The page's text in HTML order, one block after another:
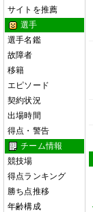
サイトを推薦
選手
選手名鑑
故障者
移籍
エピソード
契約状況
出場時間
得点・警告
チーム情報
競技場
得点ランキング
勝ち点推移
年齢構成